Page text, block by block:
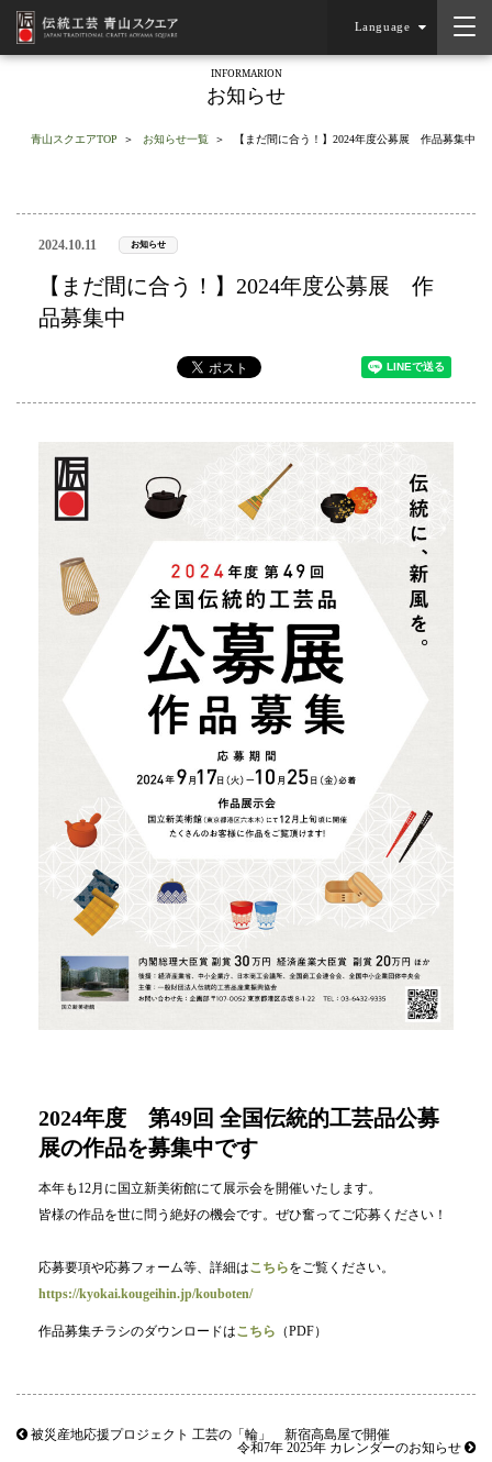
Language
INFORMARION
お知らせ
青山スクエアTOP お知らせ一覧 【まだ間に合う！】2024年度公募展 作品募集中
2024.10.11 お知らせ
【まだ間に合う！】2024年度公募展 作
品募集中
2024年度 第49回 全国伝統的工芸品公募
展の作品を募集中です
本年も12月に国立新美術館にて展示会を開催いたします。
皆様の作品を世に問う絶好の機会です。ぜひ奮ってご応募ください！
応募要項や応募フォーム等、詳細はこちらをご覧ください。
https://kyokai.kougeihin.jp/kouboten/
作品募集チラシのダウンロードはこちら （PDF）
被災産地応援プロジェクト 工芸の「輪」 新宿高島屋で開催
令和7年 2025年 カレンダーのお知らせ